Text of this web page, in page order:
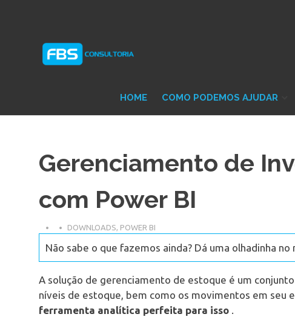
Protheus
TOTVS
HOME COMO PODEMOS AJUDAR
Gerenciamento de
com Power BI
DOWNLOADS POWER BI
Não sabe o que fazemos ainda? Dá uma olhadinha
A solução de gerenciamento de estoque é um
níveis de estoque, bem como os movimentos em seu
ferramenta analítica perfeita para isso